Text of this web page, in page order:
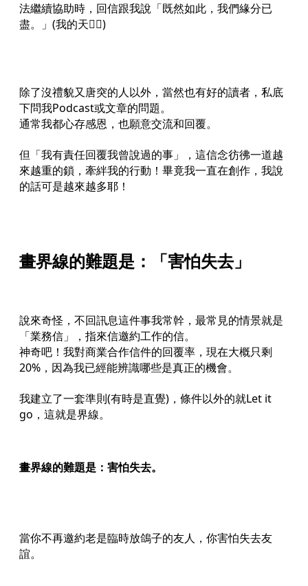
法繼續協助時，回信跟我說「既然如此，我們緣分已
盡。」(我的天🤦‍♀️)
除了沒禮貌又唐突的人以外，當然也有好的讀者，私底
下問我Podcast或文章的問題。
通常我都心存感恩，也願意交流和回覆。
但「我有責任回覆我曾說過的事」，這信念彷彿一道越
來越重的鎖，牽絆我的行動！畢竟我一直在創作，我說
的話可是越來越多耶！
畫界線的難題是：「害怕失去」
說來奇怪，不回訊息這件事我常幹，最常見的情景就是
「業務信」，指來信邀約工作的信。
神奇吧！我對商業合作信件的回覆率，現在大概只剩
20%，因為我已經能辨識哪些是真正的機會。
我建立了一套準則(有時是直覺)，條件以外的就Let it
go，這就是界線。
畫界線的難題是：害怕失去。
當你不再邀約老是臨時放鴿子的友人，你害怕失去友
誼。